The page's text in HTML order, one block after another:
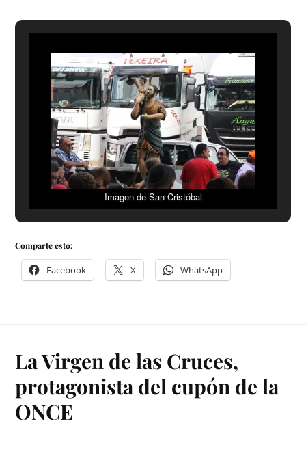
Imagen de San Cristóbal
Comparte esto:
Facebook X WhatsApp
La Virgen de las Cruces,
protagonista del cupón de la
ONCE